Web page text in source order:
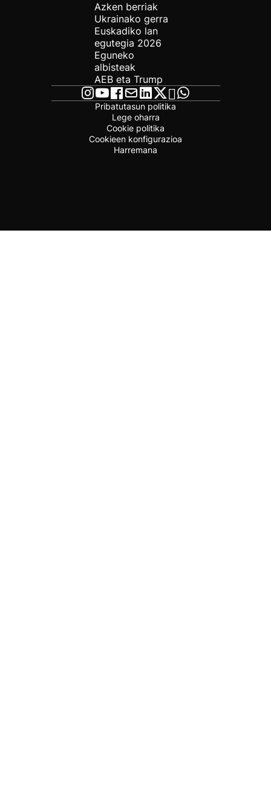
Azken berriak
Ukrainako gerra
Euskadiko lan
egutegia 2026
Eguneko
albisteak
AEB eta Trump
Pribatutasun politika
Lege oharra
Cookie politika
Cookieen konfigurazioa
Harremana